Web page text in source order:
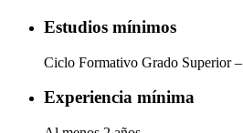
Estudios mínimos
Ciclo Formativo Grado Superior –
Experiencia mínima